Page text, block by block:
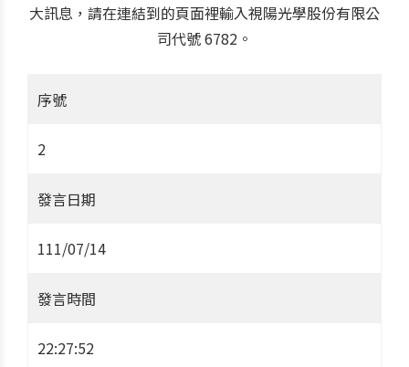
大訊息，請在連結到的頁面裡輸入視陽光學股份有限公
司代號 6782。
序號
2
發言日期
111/07/14
發言時間
22:27:52